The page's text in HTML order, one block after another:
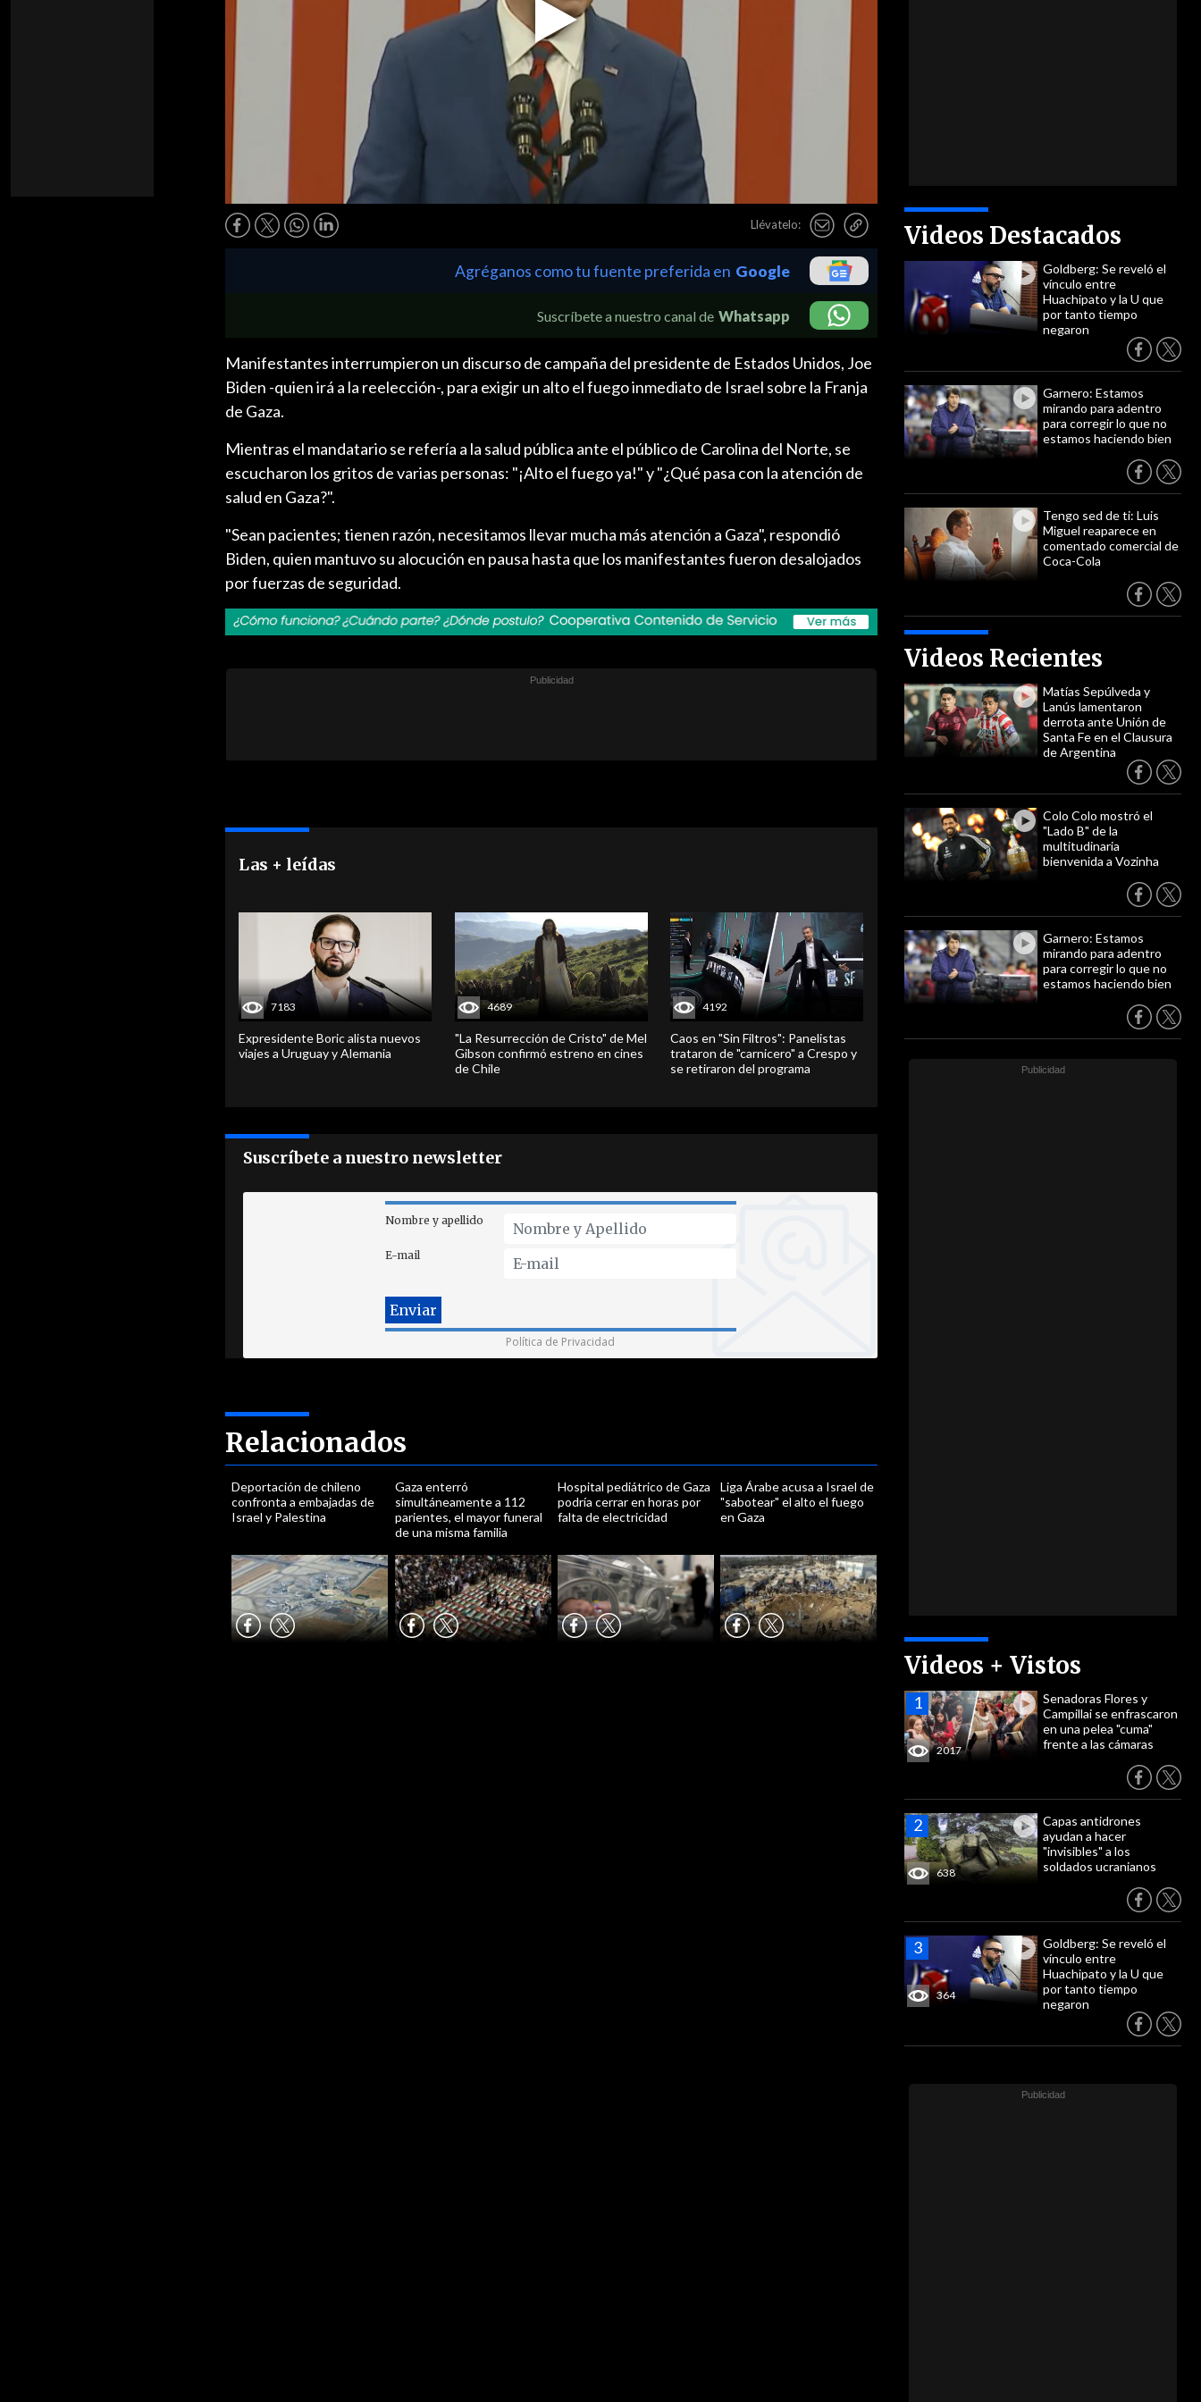
Play
Video
Llévatelo: Videos Destacados
Goldberg: Se reveló el
vínculo entre
Huachipato y la U que
por tanto tiempo
negaron
Garnero: Estamos
mirando para adentro
para corregir lo que no
estamos haciendo bien
Tengo sed de ti: Luis
Miguel reaparece en
comentado comercial de
Coca-Cola
Videos Recientes
Matías Sepúlveda y
Lanús lamentaron
derrota ante Unión de
Santa Fe en el Clausura
de Argentina
Colo Colo mostró el
"Lado B" de la
multitudinaria
bienvenida a Vozinha
Garnero: Estamos
mirando para adentro
para corregir lo que no
estamos haciendo bien
Videos + Vistos
2017
Senadoras Flores y
Campillai se enfrascaron
en una pelea "cuma"
frente a las cámaras
638
Capas antidrones
ayudan a hacer
"invisibles" a los
soldados ucranianos
364
Goldberg: Se reveló el
vínculo entre
Huachipato y la U que
por tanto tiempo
negaron
Agréganos como tu fuente preferida en Google
Suscríbete a nuestro canal de Whatsapp
Manifestantes interrumpieron un discurso de campaña del presidente de Estados Unidos, Joe
Biden -quien irá a la reelección-, para exigir un alto el fuego inmediato de Israel sobre la Franja
de Gaza.
Mientras el mandatario se refería a la salud pública ante el público de Carolina del Norte, se
escucharon los gritos de varias personas: "¡Alto el fuego ya!" y "¿Qué pasa con la atención de
salud en Gaza?".
"Sean pacientes; tienen razón, necesitamos llevar mucha más atención a Gaza", respondió
Biden, quien mantuvo su alocución en pausa hasta que los manifestantes fueron desalojados
por fuerzas de seguridad.
Las + leídas
7183
Expresidente Boric alista nuevos
viajes a Uruguay y Alemania
4689
"La Resurrección de Cristo" de Mel
Gibson confirmó estreno en cines
de Chile
4192
Caos en "Sin Filtros": Panelistas
trataron de "carnicero" a Crespo y
se retiraron del programa
Suscríbete a nuestro newsletter
Nombre y apellido
E-mail
Política de Privacidad
Relacionados
Deportación de chileno
confronta a embajadas de
Israel y Palestina
Gaza enterró
simultáneamente a 112
parientes, el mayor funeral
de una misma familia
Hospital pediátrico de Gaza
podría cerrar en horas por
falta de electricidad
Liga Árabe acusa a Israel de
"sabotear" el alto el fuego
en Gaza